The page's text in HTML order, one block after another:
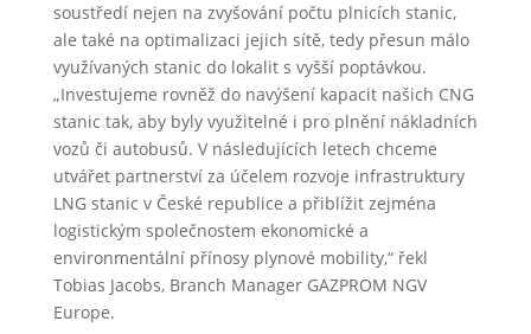
soustředí nejen na zvyšování počtu plnicích stanic,
ale také na optimalizaci jejich sítě, tedy přesun málo
využívaných stanic do lokalit s vyšší poptávkou.
„Investujeme rovněž do navýšení kapacit našich CNG
stanic tak, aby byly využitelné i pro plnění nákladních
vozů či autobusů. V následujících letech chceme
utvářet partnerství za účelem rozvoje infrastruktury
LNG stanic v České republice a přiblížit zejména
logistickým společnostem ekonomické a
environmentální přínosy plynové mobility,“ řekl
Tobias Jacobs, Branch Manager GAZPROM NGV
Europe.